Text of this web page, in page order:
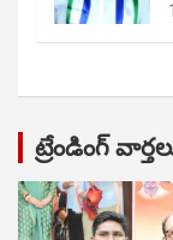
ట్రేండింగ్